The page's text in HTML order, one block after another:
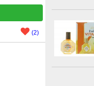
(2)